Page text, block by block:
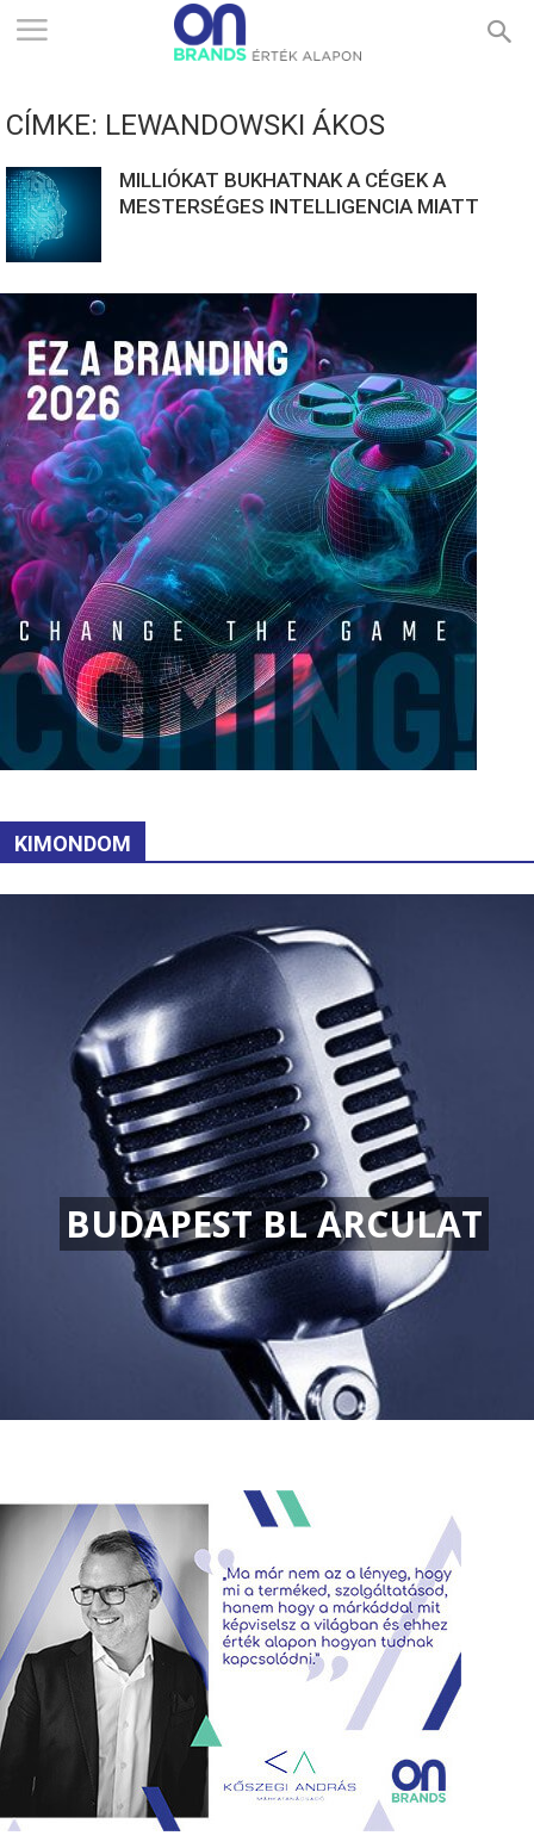
ONBRANDS
ÉRTÉK
ALAPON
CÍMKE: LEWANDOWSKI ÁKOS
MILLIÓKAT BUKHATNAK A CÉGEK A
MESTERSÉGES INTELLIGENCIA MIATT
KIMONDOM
BUDAPEST BL ARCULAT